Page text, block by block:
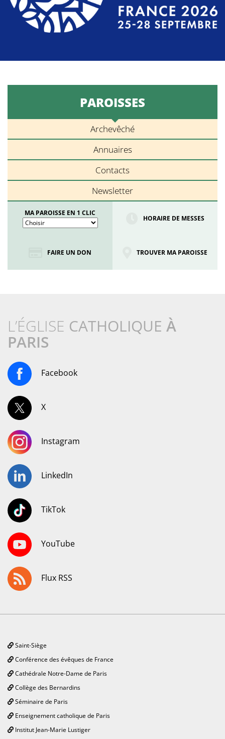
PAROISSES
Archevêché
Annuaires
Contacts
Newsletter
MA PAROISSE EN 1 CLIC
HORAIRE DE MESSES
FAIRE UN DON TROUVER MA PAROISSE
L’ÉGLISE CATHOLIQUE À
PARIS
Facebook
X
Instagram
LinkedIn
TikTok
YouTube
Flux RSS
Saint-Siège
Conférence des évêques de France
Cathédrale Notre-Dame de Paris
Collège des Bernardins
Séminaire de Paris
Enseignement catholique de Paris
Institut Jean-Marie Lustiger